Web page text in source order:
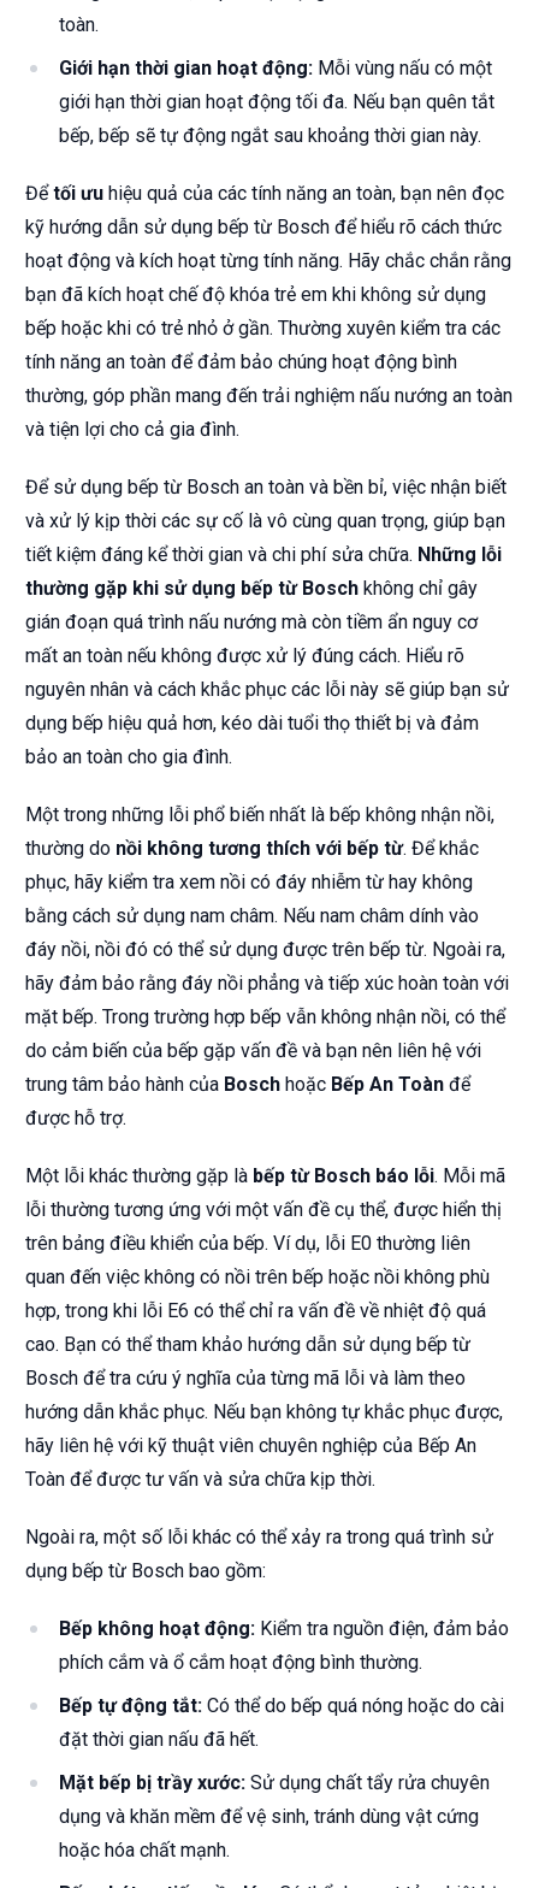
toàn.
Giới hạn thời gian hoạt động: Mỗi vùng nấu có một
giới hạn thời gian hoạt động tối đa. Nếu bạn quên tắt
bếp, bếp sẽ tự động ngắt sau khoảng thời gian này.
Đểtối ưu hiệu quả của các tính năng an toàn, bạn nên đọc
kỹ hướng dẫn sử dụng bếp từ Bosch để hiểu rõ cách thức
hoạt động và kích hoạt từng tính năng. Hãy chắc chắn rằng
bạn đã kích hoạt chế độ khóa trẻ em khi không sử dụng
bếp hoặc khi có trẻ nhỏ ở gần. Thường xuyên kiểm tra các
tính năng an toàn để đảm bảo chúng hoạt động bình
thường, góp phần mang đến trải nghiệm nấu nướng an toàn
và tiện lợi cho cả gia đình.
Để sử dụng bếp từ Bosch an toàn và bền bỉ, việc nhận biết
và xử lý kịp thời các sự cố là vô cùng quan trọng, giúp bạn
tiết kiệm đáng kể thời gian và chi phí sửa chữa. Những lỗi
thường gặp khi sử dụng bếp từ Bosch không chỉ gây
gián đoạn quá trình nấu nướng mà còn tiềm ẩn nguy cơ
mất an toàn nếu không được xử lý đúng cách. Hiểu rõ
nguyên nhân và cách khắc phục các lỗi này sẽ giúp bạn sử
dụng bếp hiệu quả hơn, kéo dài tuổi thọ thiết bị và đảm
bảo an toàn cho gia đình.
Một trong những lỗi phổ biến nhất là bếp không nhận nồi,
thường do nồi không tương thích với bếp từ. Để khắc
phục, hãy kiểm tra xem nồi có đáy nhiễm từ hay không
bằng cách sử dụng nam châm. Nếu nam châm dính vào
đáy nồi, nồi đó có thể sử dụng được trên bếp từ. Ngoài ra,
hãy đảm bảo rằng đáy nồi phẳng và tiếp xúc hoàn toàn với
mặt bếp. Trong trường hợp bếp vẫn không nhận nồi, có thể
do cảm biến của bếp gặp vấn đề và bạn nên liên hệ với
trung tâm bảo hành của Bosch hoặc Bếp An Toàn để
được hỗ trợ.
Một lỗi khác thường gặp là bếp từ Bosch báo lỗi. Mỗi mã
lỗi thường tương ứng với một vấn đề cụ thể, được hiển thị
trên bảng điều khiển của bếp. Ví dụ, lỗi E0 thường liên
quan đến việc không có nồi trên bếp hoặc nồi không phù
hợp, trong khi lỗi E6 có thể chỉ ra vấn đề về nhiệt độ quá
cao. Bạn có thể tham khảo hướng dẫn sử dụng bếp từ
Bosch để tra cứu ý nghĩa của từng mã lỗi và làm theo
hướng dẫn khắc phục. Nếu bạn không tự khắc phục được,
hãy liên hệ với kỹ thuật viên chuyên nghiệp của Bếp An
Toàn để được tư vấn và sửa chữa kịp thời.
Ngoài ra, một số lỗi khác có thể xảy ra trong quá trình sử
dụng bếp từ Bosch bao gồm:
Bếp không hoạt động: Kiểm tra nguồn điện, đảm bảo
phích cắm và ổ cắm hoạt động bình thường.
Bếp tự động tắt: Có thể do bếp quá nóng hoặc do cài
đặt thời gian nấu đã hết.
Mặt bếp bị trầy xước: Sử dụng chất tẩy rửa chuyên
dụng và khăn mềm để vệ sinh, tránh dùng vật cứng
hoặc hóa chất mạnh.